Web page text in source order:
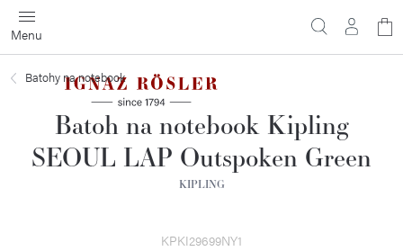
Přejít
na
obsah
Batohy na notebook
Batoh na notebook Kipling
SEOUL LAP Outspoken Green
KIPLING
KPKI29699NY1